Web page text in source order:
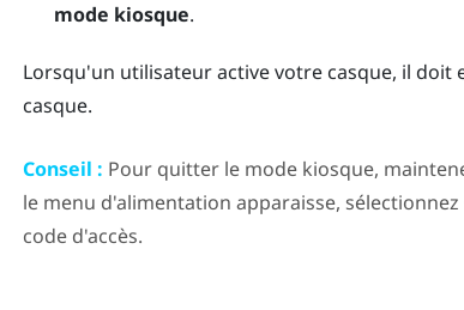
mode kiosque.
Lorsqu'un utilisateur active votre casque, il
casque.
Conseil : Pour quitter le mode kiosque,
le menu d'alimentation apparaisse, sélectionnez
code d'accès.